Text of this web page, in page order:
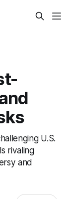
U.S.
rivaling
and